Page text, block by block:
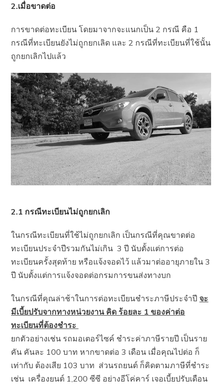
2.เมื่อขาดต่อ
การขาดต่อทะเบียน โดยมาจากจะแนกเป็น 2 กรณี คือ 1
กรณีที่ทะเบียนยังไม่ถูกยกเลิด และ 2 กรณีที่ทะเบียนที่ใช้นั้น
ถูกยกเลิกไปแล้ว
2.1 กรณีทะเบียนไม่ถูกยกเลิก
ในกรณีทะเบียนที่ใช้ไม่ถูกยกเลิก เป็นกรณีที่คุณขาดต่อ
ทะเบียนประจำปีรวมกันไม่เกิน 3 ปี นับตั้งแต่การต่อ
ทะเบียนครั้งสุดท้าย หรือแจ้งจอดไว้ แล้วมาต่ออายุภายใน 3
ปี นับตั้งแต่การแจ้งจอดต่อกรมการขนส่งทางบก
ในกรณีที่คุณล่าช้าในการต่อทะเบียนชำระภาษีประจำปีจะ
มีเบี้ยปรับจากทางหน่วยงาน คิด ร้อยละ 1 ของค่าต่อ
ทะเบียนที่ต้องชำระ
ยกตัวอย่างเช่น รถมอเตอร์ไซค์ ชำระค่าภาษีรายปี เป็นราย
คัน คันละ 100 บาท หากขาดต่อ 3 เดือน เมื่อคุณไปต่อ ก็
เท่ากับ ต้องเสีย 103 บาท ส่วนรถยนต์ ก็คิดตามภาษีที่ชำระ
เช่น เครื่องยนต์ 1,200 ซีซี อย่างอีโค่คาร์ เจอเบี้ยปรับเดือน